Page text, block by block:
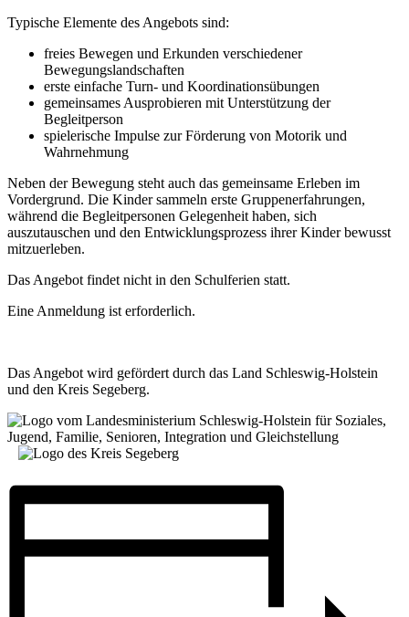
Typische Elemente des Angebots sind:
freies Bewegen und Erkunden verschiedener
Bewegungslandschaften
erste einfache Turn‑ und Koordinationsübungen
gemeinsames Ausprobieren mit Unterstützung der
Begleitperson
spielerische Impulse zur Förderung von Motorik und
Wahrnehmung
Neben der Bewegung steht auch das gemeinsame Erleben im
Vordergrund. Die Kinder sammeln erste Gruppenerfahrungen,
während die Begleitpersonen Gelegenheit haben, sich
auszutauschen und den Entwicklungsprozess ihrer Kinder bewusst
mitzuerleben.
Das Angebot findet nicht in den Schulferien statt.
Eine Anmeldung ist erforderlich.
Das Angebot wird gefördert durch das Land Schleswig-Holstein
und den Kreis Segeberg.